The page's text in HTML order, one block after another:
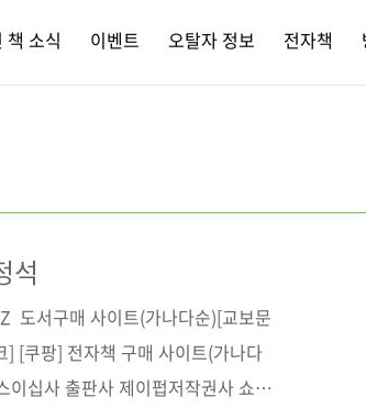
책 소식 이벤트 오탈자 정보 전자책
석
도서구매 사이트(가나다순)[교보문
[쿠팡] 전자책 구매 사이트(가나다
십사 출판사 제이펍저작권사 쇼에